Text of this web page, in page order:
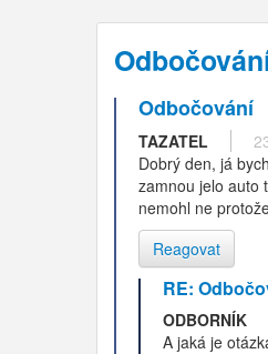
Odbočování
TAZATEL
Dobrý den, já
zamnou jelo auto
nemohl ne
Reagovat
RE:
ODBORNÍK
A jaká je